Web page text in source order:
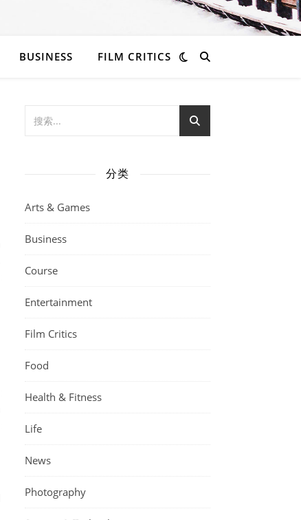
BUSINESS FILM CRITICS
分类
Arts & Games
Business
Course
Entertainment
Film Critics
Food
Health & Fitness
Life
News
Photography